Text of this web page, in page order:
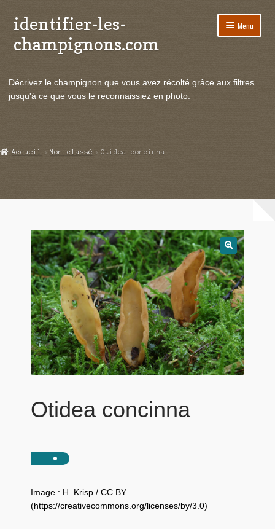
Aller
à
la
Aller
au
contenu
identifier-les-
champignons.com
Menu
le
Actualités
Echanges et contacts
Décrivez le champignon que vous avez récolté grâce aux filtres
jusqu'à ce que vous le reconnaissiez en photo.
Accueil Non classé Otidea concinna
Otidea concinna
Image : H. Krisp / CC BY
(https://creativecommons.org/licenses/by/3.0)